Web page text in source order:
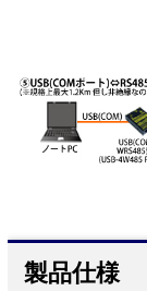
製品仕様